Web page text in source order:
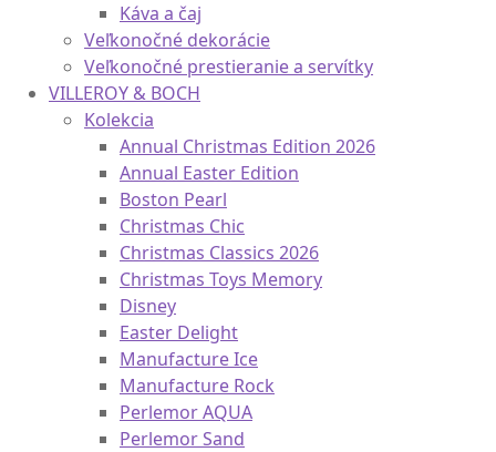
Káva a čaj
Veľkonočné dekorácie
Veľkonočné prestieranie a servítky
VILLEROY & BOCH
Kolekcia
Annual Christmas Edition 2026
Annual Easter Edition
Boston Pearl
Christmas Chic
Christmas Classics 2026
Christmas Toys Memory
Disney
Easter Delight
Manufacture Ice
Manufacture Rock
Perlemor AQUA
Perlemor Sand